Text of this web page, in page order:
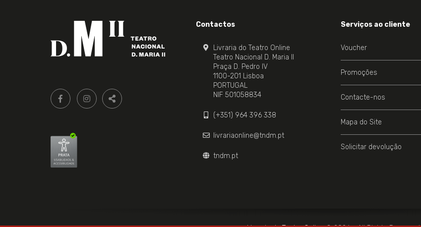
Siga-
nos:
FACEBOOK LIVRARIA DO TEATRO ONLINE.
INSTAGRAM LIVRARIA DO TEATRO ONLINE.
PARTILHAR
Contactos
Livraria do Teatro Online
Teatro Nacional D. Maria II
Praça D. Pedro IV
1100-201 Lisboa
PORTUGAL
NIF 501058834
(+351) 964 396 338
livrariaonline@tndm.pt
tndm.pt
Serviços ao cliente
Voucher
Promoções
Contacte-nos
Mapa do Site
Solicitar devolução